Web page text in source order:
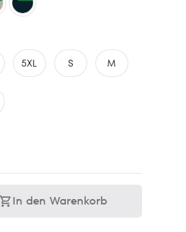
5XL S M
In den Warenkorb